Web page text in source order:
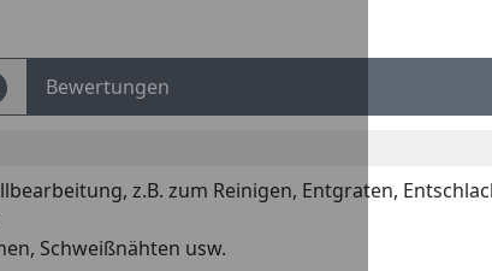
Bewertungen
z.B. zum Reinigen, Entgraten,
Schweißnähten usw.